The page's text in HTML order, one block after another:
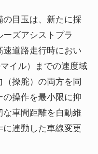
目玉は、新たに採
ズアシストプラ
道路走行時におい
イル）までの速度域
操舵）の両方を同
操作を最小限に抑
な車間距離を自動維
連動した車線変更